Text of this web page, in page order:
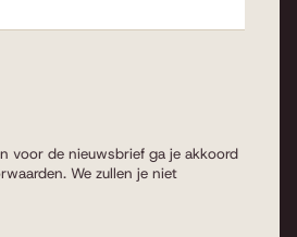
voor de nieuwsbrief ga je akkoord
. We zullen je niet